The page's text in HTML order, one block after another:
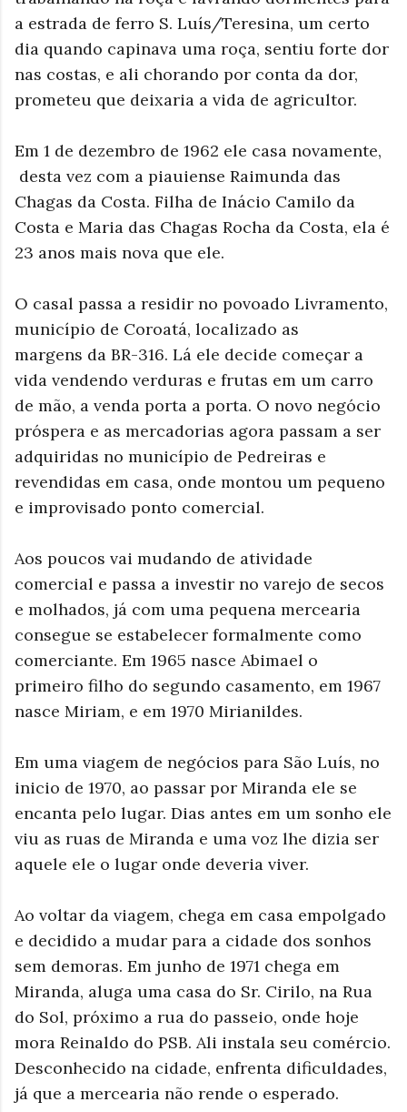
a estrada de ferro S. Luís/Teresina, um certo
dia quando capinava uma roça, sentiu forte dor
nas costas, e ali chorando por conta da dor,
prometeu que deixaria a vida de agricultor.
Em 1 de dezembro de 1962 ele casa novamente,
desta vez com a piauiense Raimunda das
Chagas da Costa. Filha de Inácio Camilo da
Costa e Maria das Chagas Rocha da Costa, ela é
23 anos mais nova que ele.
O casal passa a residir no povoado Livramento,
município de Coroatá, localizado as
margens da BR-316. Lá ele decide começar a
vida vendendo verduras e frutas em um carro
de mão, a venda porta a porta. O novo negócio
próspera e as mercadorias agora passam a ser
adquiridas no município de Pedreiras e
revendidas em casa, onde montou um pequeno
e improvisado ponto comercial.
Aos poucos vai mudando de atividade
comercial e passa a investir no varejo de secos
e molhados, já com uma pequena mercearia
consegue se estabelecer formalmente como
comerciante. Em 1965 nasce Abimael o
primeiro filho do segundo casamento, em 1967
nasce Miriam, e em 1970 Mirianildes.
Em uma viagem de negócios para São Luís, no
inicio de 1970, ao passar por Miranda ele se
encanta pelo lugar. Dias antes em um sonho ele
viu as ruas de Miranda e uma voz lhe dizia ser
aquele ele o lugar onde deveria viver.
Ao voltar da viagem, chega em casa empolgado
e decidido a mudar para a cidade dos sonhos
sem demoras. Em junho de 1971 chega em
Miranda, aluga uma casa do Sr. Cirilo, na Rua
do Sol, próximo a rua do passeio, onde hoje
mora Reinaldo do PSB. Ali instala seu comércio.
Desconhecido na cidade, enfrenta dificuldades,
já que a mercearia não rende o esperado.